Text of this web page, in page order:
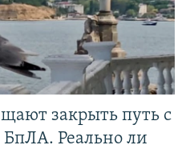
закрыть путь с
Реально ли